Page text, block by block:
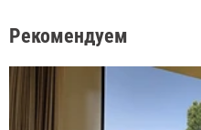
Рекомендуем